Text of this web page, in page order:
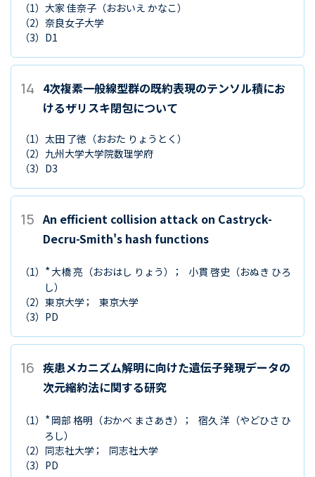
（1） 大家 佳奈子 （おおいえ かなこ）
（2） 奈良女子大学
（3） D1
14 4次複素一般線型群の既約表現のテンソル積にお
けるザリスキ閉包について
（1） 太田 了徳 （おおた りょうとく）
（2） 九州大学大学院数理学府
（3） D3
15 An efficient collision attack on Castryck-
Decru-Smith's hash functions
（1） *大橋 亮 （おおはし りょう） 小貫 啓史 （おぬき ひろ
し）
（2） 東京大学
東京大学
（3） PD
16 疾患メカニズム解明に向けた遺伝子発現データの
次元縮約法に関する研究
（1） *岡部 格明 （おかべ まさあき） 宿久 洋 （やどひさ ひ
ろし）
（2） 同志社大学
同志社大学
（3） PD